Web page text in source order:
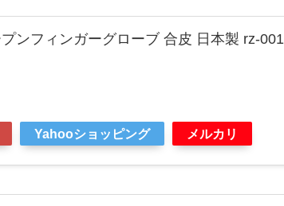
ンフィンガーグローブ 合皮 日本製 rz-001
Yahooショッピング メルカリ